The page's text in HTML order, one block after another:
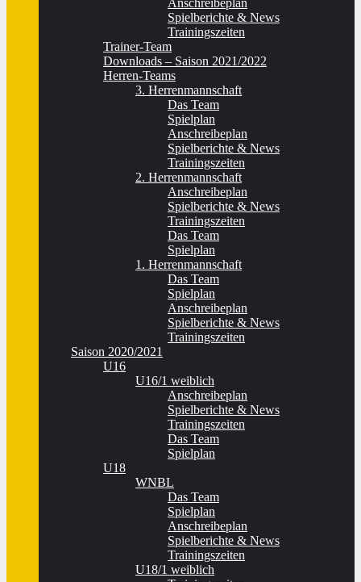
Anschreibeplan
Spielberichte & News
Trainingszeiten
Trainer-Team
Downloads – Saison 2021/2022
Herren-Teams
3. Herrenmannschaft
Das Team
Spielplan
Anschreibeplan
Spielberichte & News
Trainingszeiten
2. Herrenmannschaft
Anschreibeplan
Spielberichte & News
Trainingszeiten
Das Team
Spielplan
1. Herrenmannschaft
Das Team
Spielplan
Anschreibeplan
Spielberichte & News
Trainingszeiten
Saison 2020/2021
U16
U16/1 weiblich
Anschreibeplan
Spielberichte & News
Trainingszeiten
Das Team
Spielplan
U18
WNBL
Das Team
Spielplan
Anschreibeplan
Spielberichte & News
Trainingszeiten
U18/1 weiblich